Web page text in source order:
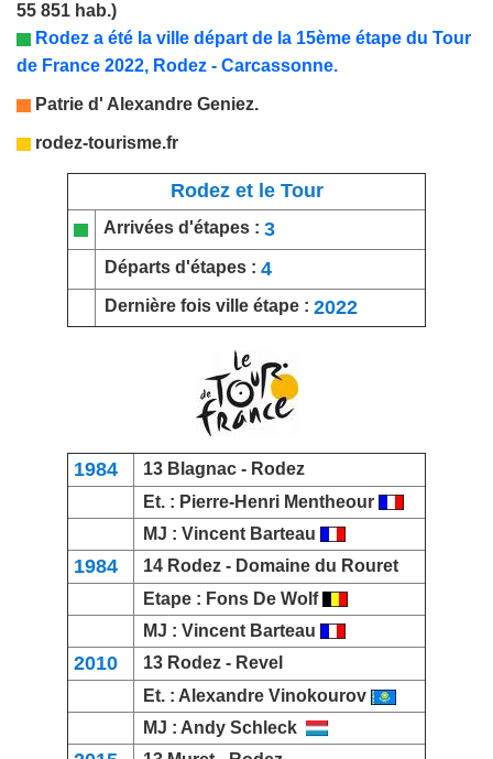
55 851 hab.)
Rodez a été la ville départ de la 15ème étape du Tour
de France 2022, Rodez - Carcassonne.
Patrie d' Alexandre Geniez.
rodez-tourisme.fr
Rodez et le Tour
Arrivées d'étapes : 3
Départs d'étapes : 4
Dernière fois ville étape : 2022
1984 13 Blagnac - Rodez
Et. : Pierre-Henri Mentheour
MJ : Vincent Barteau
1984 14 Rodez - Domaine du Rouret
Etape : Fons De Wolf
MJ : Vincent Barteau
2010 13 Rodez - Revel
Et. : Alexandre Vinokourov
MJ : Andy Schleck